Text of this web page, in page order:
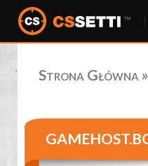
Strona Główna »